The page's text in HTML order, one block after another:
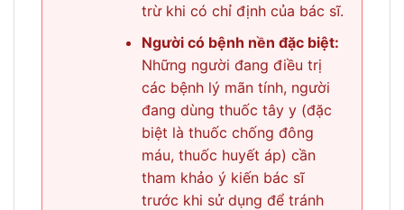
trừ khi có chỉ định của bác sĩ.
Người có bệnh nền đặc biệt:
Những người đang điều trị
các bệnh lý mãn tính, người
đang dùng thuốc tây y (đặc
biệt là thuốc chống đông
máu, thuốc huyết áp) cần
tham khảo ý kiến bác sĩ
trước khi sử dụng để tránh